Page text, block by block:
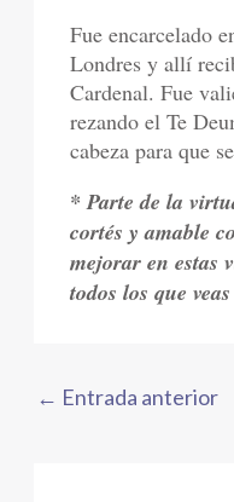
Fue encarcelado
Londres y allí
Cardenal. Fue
rezando el Te
cabeza para que
* Parte de la
cortés y amable
mejorar en estas
todos los que
← Entrada anterior